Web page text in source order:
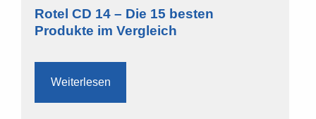
Rotel CD 14 – Die 15 besten
Produkte im Vergleich
Weiterlesen